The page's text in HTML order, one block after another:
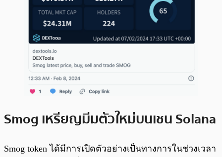
Smog เหรียญมีมตัวใหม่บนเชน Solana
Smog token ได้มีการเปิดตัวอย่างเป็นทางการในช่วงเวลา